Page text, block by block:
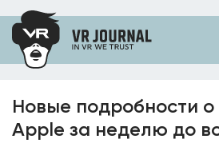
Новые подробности о
Apple за неделю до